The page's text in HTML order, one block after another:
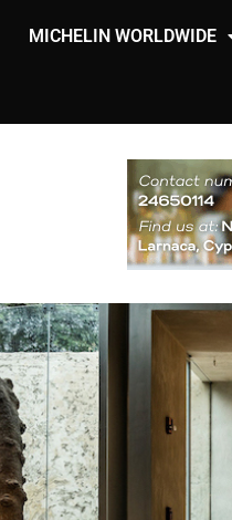
MICHELIN WORLDWIDE